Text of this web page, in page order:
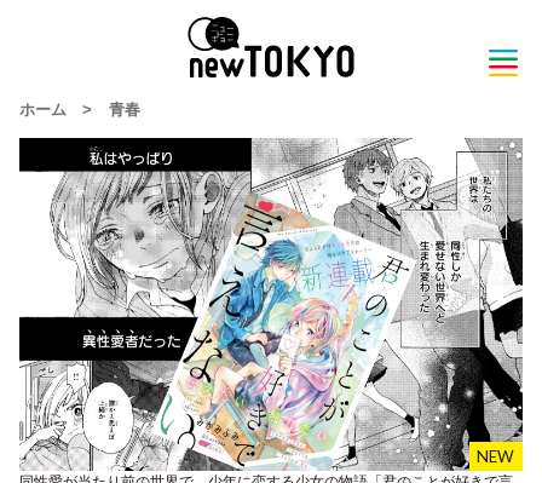
ホーム > 青春